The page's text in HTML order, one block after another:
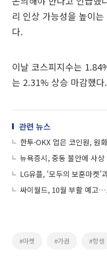
리 인상 가능성을 높이
다.
이날 코스피지수는
는 2.31% 상승 마감했다.
관련 뉴스
#마켓 #가권 #항셍